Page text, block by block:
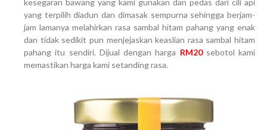
yang terpilih diadun dan dimasak sempurna sehingga berjam-
jam lamanya melahirkan rasa sambal hitam pahang yang enak
dan tidak sedikit pun menjejaskan keaslian rasa sambal hitam
pahang itu sendiri. Dijual dengan harga RM20sebotol kami
memastikan harga kami setanding rasa.